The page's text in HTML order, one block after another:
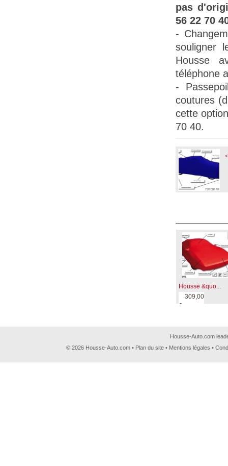
pas
56 22 70
-
souligner
Housse
téléphone
-
coutures
cette
70 40.
Housse &quo...
309,00
€
Housse-Auto.com
© 2026 Housse-Auto.com • Plan du site • Mentions légales •